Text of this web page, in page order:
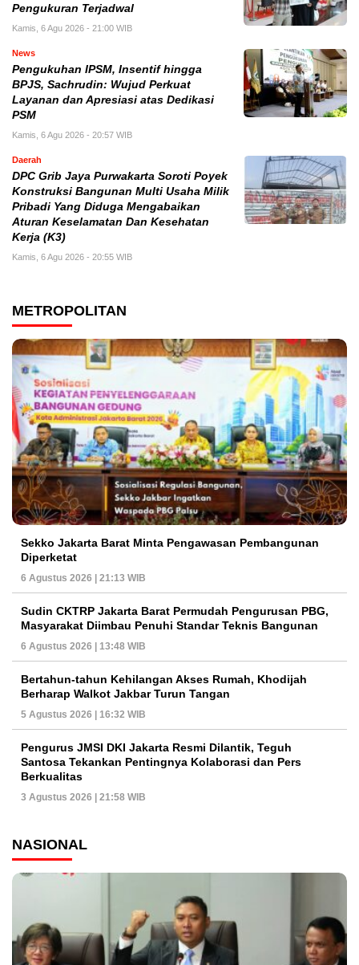
Pengukuran Terjadwal
Kamis, 6 Agu 2026 - 21:00 WIB
News
Pengukuhan IPSM, Insentif hingga
BPJS, Sachrudin: Wujud Perkuat
Layanan dan Apresiasi atas Dedikasi
PSM
Kamis, 6 Agu 2026 - 20:57 WIB
Daerah
DPC Grib Jaya Purwakarta Soroti Poyek
Konstruksi Bangunan Multi Usaha Milik
Pribadi Yang Diduga Mengabaikan
Aturan Keselamatan Dan Kesehatan
Kerja (K3)
Kamis, 6 Agu 2026 - 20:55 WIB
METROPOLITAN
Sekko Jakarta Barat Minta Pengawasan Pembangunan
Diperketat
6 Agustus 2026 | 21:13 WIB
Sudin CKTRP Jakarta Barat Permudah Pengurusan PBG,
Masyarakat Diimbau Penuhi Standar Teknis Bangunan
6 Agustus 2026 | 13:48 WIB
Bertahun-tahun Kehilangan Akses Rumah, Khodijah
Berharap Walkot Jakbar Turun Tangan
5 Agustus 2026 | 16:32 WIB
Pengurus JMSI DKI Jakarta Resmi Dilantik, Teguh
Santosa Tekankan Pentingnya Kolaborasi dan Pers
Berkualitas
3 Agustus 2026 | 21:58 WIB
NASIONAL